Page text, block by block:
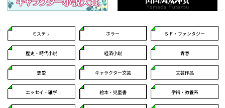
ミステリ ホラー ＳＦ・ファンタジー
歴史・時代小説 経済小説 青春
恋愛 キャラクター文芸 文芸作品
エッセイ・雑学 絵本・児童書 学術・教養系